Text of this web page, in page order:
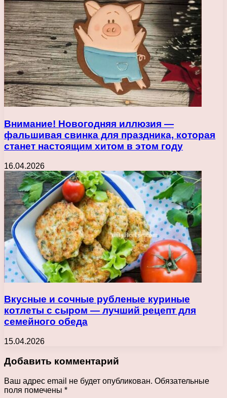
Внимание! Новогодняя иллюзия —
фальшивая свинка для праздника, которая
станет настоящим хитом в этом году
16.04.2026
Вкусные и сочные рубленые куриные
котлеты с сыром — лучший рецепт для
семейного обеда
15.04.2026
Добавить комментарий
Ваш адрес email не будет опубликован. Обязательные
поля помечены *